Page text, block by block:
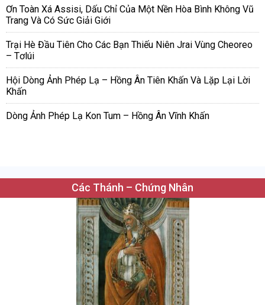
Ơn Toàn Xá Assisi, Dấu Chỉ Của Một Nền Hòa Bình Không Vũ
Trang Và Có Sức Giải Giới
Trại Hè Đầu Tiên Cho Các Bạn Thiếu Niên Jrai Vùng Cheoreo
– Tơlúi
Hội Dòng Ảnh Phép Lạ – Hồng Ân Tiên Khấn Và Lặp Lại Lời
Khấn
Dòng Ảnh Phép Lạ Kon Tum – Hồng Ân Vĩnh Khấn
Các Thánh – Chứng Nhân